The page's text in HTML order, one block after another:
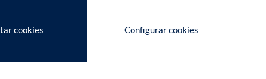
cookies Configurar cookies